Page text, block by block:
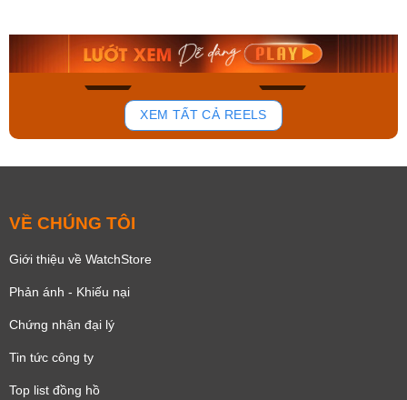
134
Mua ngay Mua ngay
XEM TẤT CẢ REELS
VỀ CHÚNG TÔI
Giới thiệu về WatchStore
Phản ánh - Khiếu nại
Chứng nhận đại lý
Tin tức công ty
Top list đồng hồ